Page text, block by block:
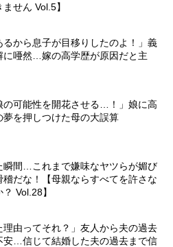
せん Vol.5】
るから息子が目移りしたのよ！」義
に唖然…嫁の高学歴が原因だと主
の可能性を開花させる…！」娘に高
夢を押しつけた母の大誤算
瞬間…これまで嫌味なヤツらが媚び
稽だな！【母親ならすべてを許さな
Vol.28】
理由ってそれ？」友人から夫の過去
安…信じて結婚した夫の過去まで信